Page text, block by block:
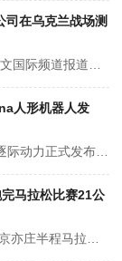
在乌克兰战场测
人形机器人发
马拉松比赛21公